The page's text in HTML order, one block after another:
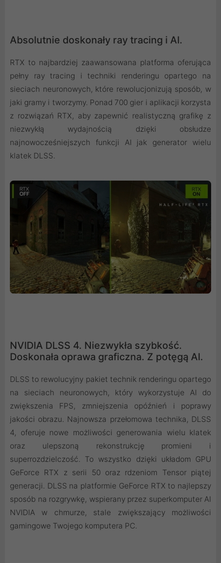
Absolutnie doskonały ray tracing i AI.
RTX to najbardziej zaawansowana platforma oferująca
pełny ray tracing i techniki renderingu opartego na
sieciach neuronowych, które rewolucjonizują sposób, w
jaki gramy i tworzymy. Ponad 700 gier i aplikacji korzysta
z rozwiązań RTX, aby zapewnić realistyczną grafikę z
niezwykłą wydajnością dzięki obsłudze
najnowocześniejszych funkcji AI jak generator wielu
klatek DLSS.
NVIDIA DLSS 4. Niezwykła szybkość.
Doskonała oprawa graficzna. Z potęgą AI.
DLSS to rewolucyjny pakiet technik renderingu opartego
na sieciach neuronowych, który wykorzystuje AI do
zwiększenia FPS, zmniejszenia opóźnień i poprawy
jakości obrazu. ‌Najnowsza przełomowa technika, DLSS
4, oferuje nowe możliwości generowania wielu klatek
oraz ulepszoną rekonstrukcję promieni i
superrozdzielczość. To wszystko dzięki układom GPU
GeForce RTX z serii 50 oraz rdzeniom Tensor piątej
generacji. DLSS na platformie GeForce RTX to najlepszy
sposób na rozgrywkę, wspierany przez superkomputer AI
NVIDIA w chmurze, stale zwiększający możliwości
gamingowe Twojego komputera PC.